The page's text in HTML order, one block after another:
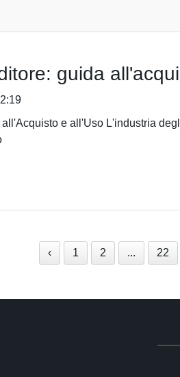
guida
e all'Uso L'industria
‹ 1 2 ... 22